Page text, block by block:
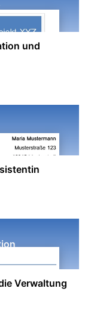
und
Verwaltung